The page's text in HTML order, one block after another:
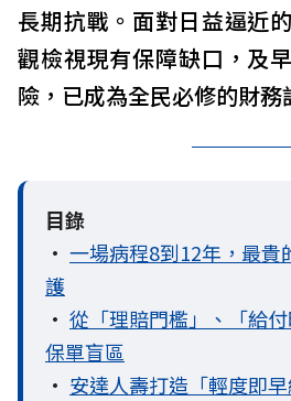
長期抗戰。面對日益逼近
觀檢視現有保障缺口，及
險，已成為全民必修的財務
目錄
• 一場病程8到12年，最貴
護
• 從「理賠門檻」、「給
保單盲區
• 安達人壽打造「輕度即